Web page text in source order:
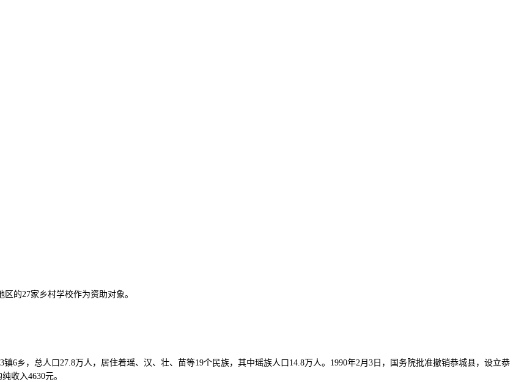
的27家乡村学校作为资助对象。
6乡，总人口27.8万人，居住着瑶、汉、壮、苗等19个民族，其中瑶族人口14.8万人。1990年2月3日，国务院批准撤销恭城县，设立恭
收入4630元。